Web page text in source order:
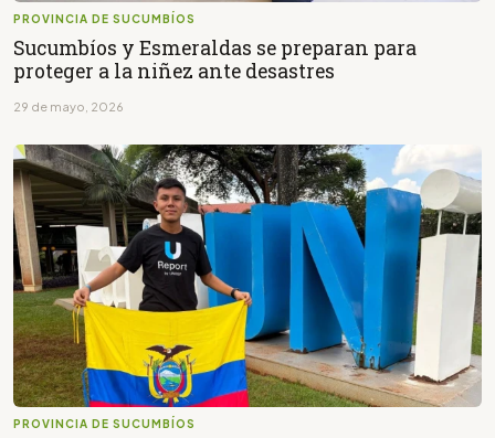
PROVINCIA DE SUCUMBÍOS
Sucumbíos y Esmeraldas se preparan para
proteger a la niñez ante desastres
29 de mayo, 2026
PROVINCIA DE SUCUMBÍOS